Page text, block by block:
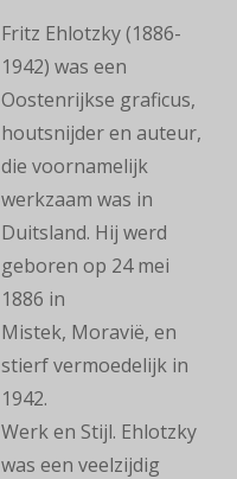
Fritz Ehlotzky (1886-
1942) was een
Oostenrijkse graficus,
houtsnijder en auteur,
die voornamelijk
werkzaam was in
Duitsland. Hij werd
geboren op 24 mei
1886 in
Mistek, Moravië, en
stierf vermoedelijk in
1942.
Werk en Stijl. Ehlotzky
was een veelzijdig